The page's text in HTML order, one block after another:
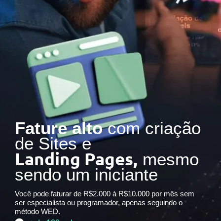
Fature altocom criação
de Sites e
Landing Pages, mesmo
sendo um iniciante
Você pode faturar de R$2.000 à R$10.000 por mês sem
ser especialista ou programador, apenas seguindo o
método WED.